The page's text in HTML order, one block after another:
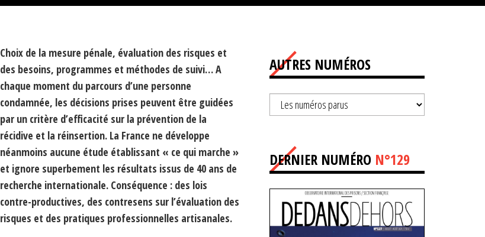
Choix de la mesure pénale, évaluation des risques et
des besoins, programmes et méthodes de suivi… A
chaque moment du parcours d’une personne
condamnée, les décisions prises peuvent être guidées
par un critère d’efficacité sur la prévention de la
récidive et la réinsertion. La France ne développe
néanmoins aucune étude établissant « ce qui marche »
et ignore superbement les résultats issus de 40 ans de
recherche internationale. Conséquence : des lois
contre-productives, des contresens sur l’évaluation des
risques et des pratiques professionnelles artisanales.
AUTRES NUMÉROS
DERNIER NUMÉRO N°129